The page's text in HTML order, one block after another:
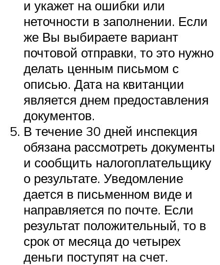
и укажет на ошибки или
неточности в заполнении. Если
же Вы выбираете вариант
почтовой отправки, то это нужно
делать ценным письмом с
описью. Дата на квитанции
является днем предоставления
документов.
В течение 30 дней инспекция
обязана рассмотреть документы
и сообщить налогоплательщику
о результате. Уведомление
дается в письменном виде и
направляется по почте. Если
результат положительный, то в
срок от месяца до четырех
деньги поступят на счет.